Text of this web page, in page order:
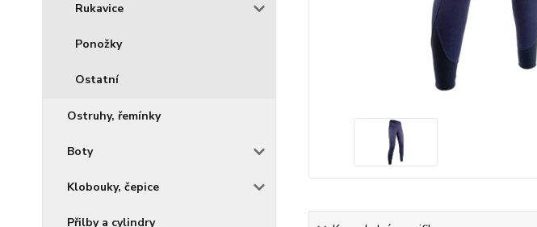
Rukavice
Ponožky
Ostatní
Ostruhy, řemínky
Boty
Klobouky, čepice
Přilby a cylindry